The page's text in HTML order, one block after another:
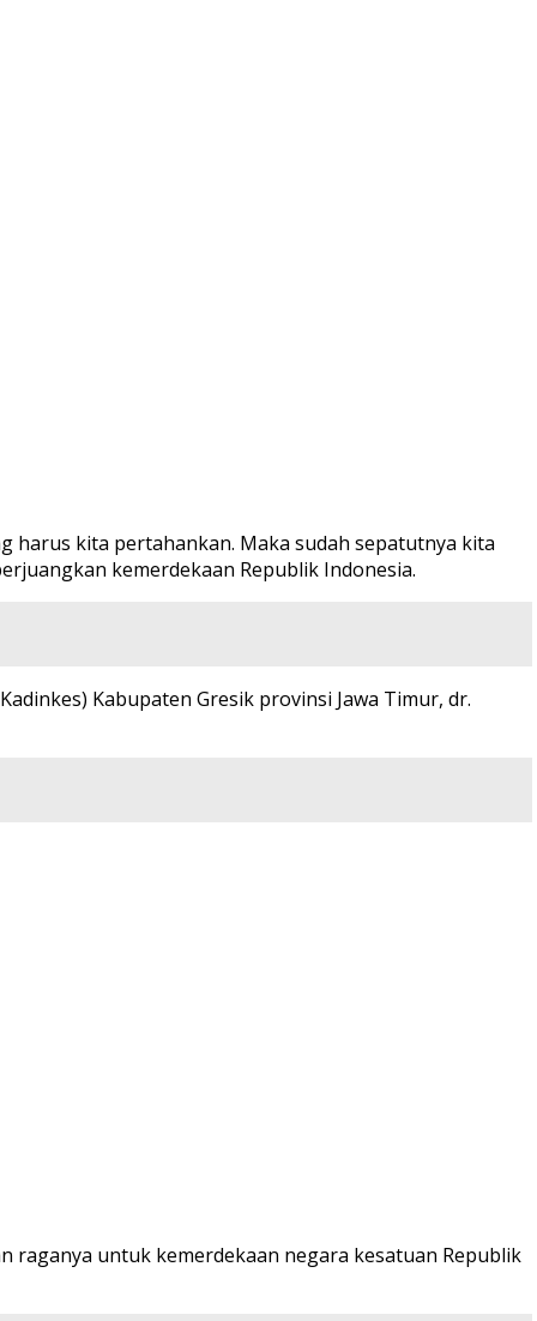
harus kita pertahankan. Maka sudah sepatutnya kita
kemerdekaan Republik Indonesia.
Kabupaten Gresik provinsi Jawa Timur, dr.
raganya untuk kemerdekaan negara kesatuan Republik